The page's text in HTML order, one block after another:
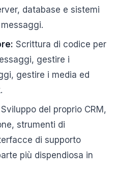
database e sistemi
Scrittura di codice per
gestire i
gestire i media ed
Sviluppo del proprio CRM,
strumenti di
di supporto
più dispendiosa in